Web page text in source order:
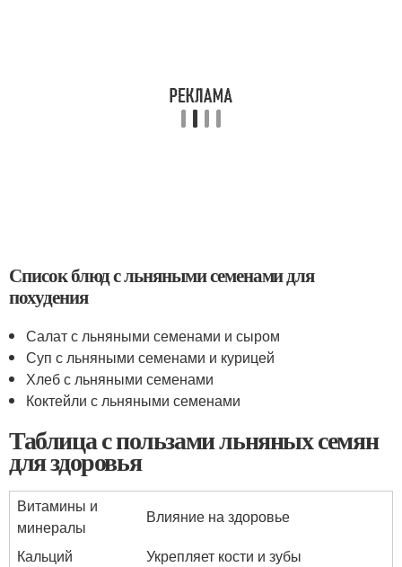
Список блюд с льняными семенами для
похудения
Салат с льняными семенами и сыром
Суп с льняными семенами и курицей
Хлеб с льняными семенами
Коктейли с льняными семенами
Таблица с пользами льняных семян
для здоровья
Витамины и
минералы
Влияние на здоровье
Кальций
Укрепляет кости и зубы